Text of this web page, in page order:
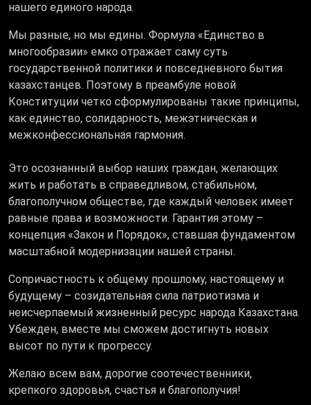
нашего единого народа.
Мы разные, но мы едины. Формула «Единство в
многообразии» емко отражает саму суть
государственной политики и повседневного бытия
казахстанцев. Поэтому в преамбуле новой
Конституции четко сформулированы такие принципы,
как единство, солидарность, межэтническая и
межконфессиональная гармония.
Это осознанный выбор наших граждан, желающих
жить и работать в справедливом, стабильном,
благополучном обществе, где каждый человек имеет
равные права и возможности. Гарантия этому –
концепция «Закон и Порядок», ставшая фундаментом
масштабной модернизации нашей страны.
Сопричастность к общему прошлому, настоящему и
будущему – созидательная сила патриотизма и
неисчерпаемый жизненный ресурс народа Казахстана.
Убежден, вместе мы сможем достигнуть новых
высот по пути к прогрессу.
Желаю всем вам, дорогие соотечественники,
крепкого здоровья, счастья и благополучия!